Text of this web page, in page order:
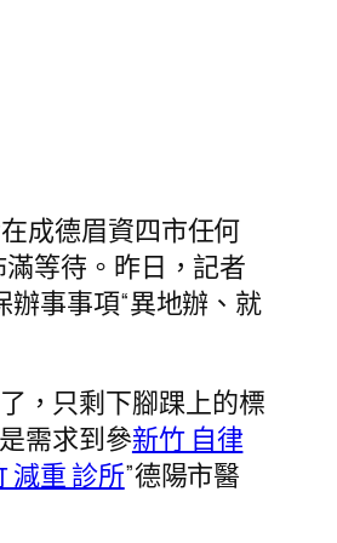
成德眉資四市任何
等待。昨日，記者
辦事事項“異地辦、就
，只剩下腳踝上的標
需求到參新竹 自律
減重 診所”德陽市醫